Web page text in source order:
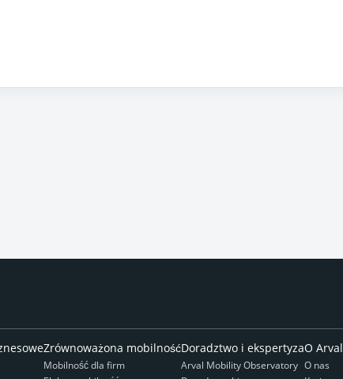
Zrównoważona mobilność
Mobilność dla firm
Doradztwo i ekspertyza
Arval Mobility Observatory
O Arval
O nas